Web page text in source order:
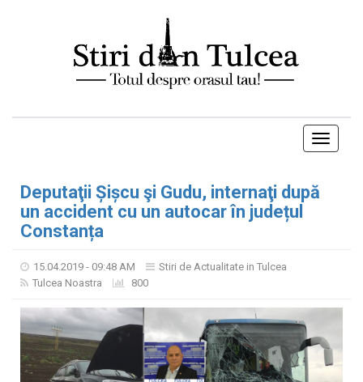
Toggle
Deputaţii Șișcu şi Gudu, internaţi după
un accident cu un autocar în județul
Constanța
15.04.2019 - 09:48 AM
Stiri de Actualitate in Tulcea
Tulcea Noastra
800